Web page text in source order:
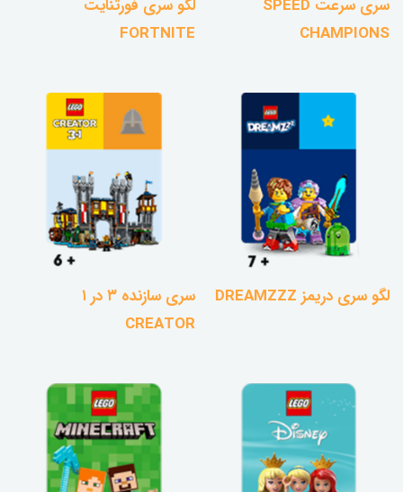
سری سرعت SPEED
CHAMPIONS
لگو سری فورتنایت
FORTNITE
لگو سری دریمز DREAMZZZ
سری سازنده ۳ در ۱
CREATOR